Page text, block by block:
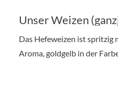
Unser Weizen
Das Hefeweizen ist spritzig
Aroma, goldgelb in der